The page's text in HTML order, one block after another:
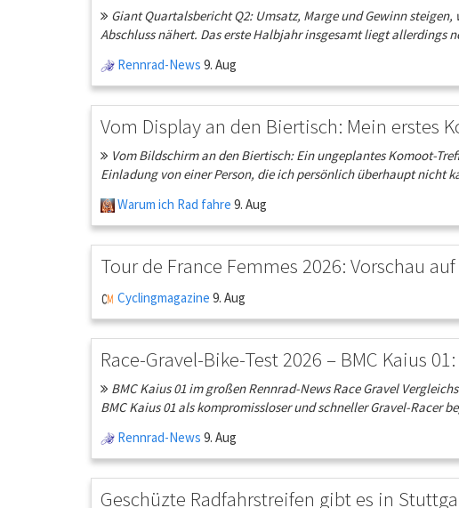
Giant Quartalsbericht Q2: Umsatz, Marge und Gewinn
Abschluss nähert. Das erste Halbjahr insgesamt liegt allerdings
Rennrad-News 9. Aug
Vom Display an den Biertisch: Mein erstes
Vom Bildschirm an den Biertisch: Ein ungeplantes Komoot-
Einladung von einer Person, die ich persönlich überhaupt nicht
Warum ich Rad fahre 9. Aug
Tour de France Femmes 2026: Vorschau
Cyclingmagazine 9. Aug
Race-Gravel-Bike-Test 2026 – BMC Kaius
BMC Kaius 01 im großen Rennrad-News Race Gravel
BMC Kaius 01 als kompromissloser und schneller Gravel-Racer
Rennrad-News 9. Aug
Geschüzte Radfahrstreifen gibt es in